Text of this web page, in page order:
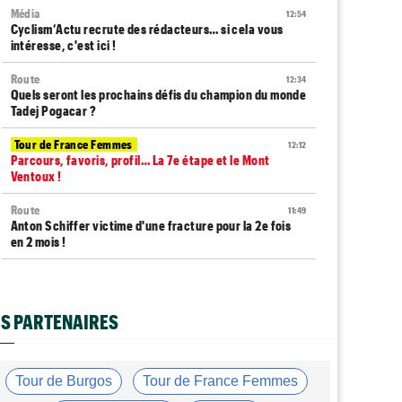
12:54
Média
Cyclism’Actu recrute des rédacteurs… si cela vous
intéresse, c'est ici !
12:34
Route
Quels seront les prochains défis du champion du monde
Tadej Pogacar ?
12:12
Tour de France Femmes
Parcours, favoris, profil… La 7e étape et le Mont
Ventoux !
11:49
Route
Anton Schiffer victime d'une fracture pour la 2e fois
en 2 mois !
Tour de France Femmes
10:56
Tour d'Espagne
PARTENAIRES
Tour de Burgos Tour de France Femmes